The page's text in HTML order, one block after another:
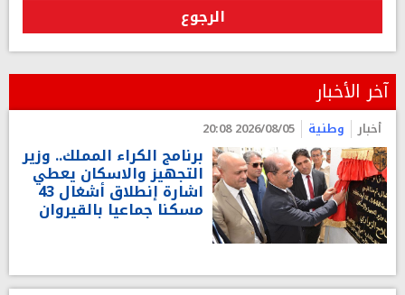
الرجوع
آخر الأخبار
أخبار وطنية 2026/08/05 20:08
برنامج الكراء المملك.. وزير
التجهيز والاسكان يعطي
اشارة إنطلاق أشغال 43
مسكنا جماعيا بالقيروان